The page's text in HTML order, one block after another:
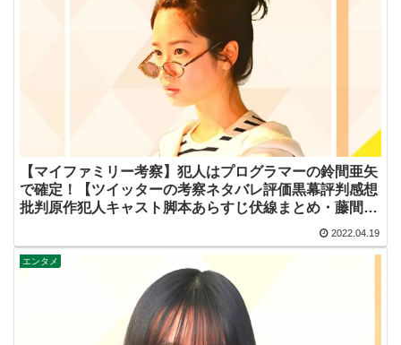
【マイファミリー考察】犯人はプログラマーの鈴間亜矢
で確定！【ツイッターの考察ネタバレ評価黒幕評判感想
批判原作犯人キャスト脚本あらすじ伏線まとめ・藤間爽
2022.04.19
エンタメ